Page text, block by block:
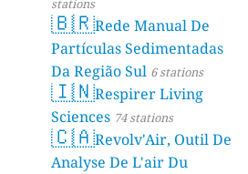
stations
🇧🇷Rede Manual De
Partículas Sedimentadas
Da Região Sul 6 stations
🇮🇳Respirer Living
Sciences 74 stations
🇨🇦Revolv'Air, Outil De
Analyse De L'air Du